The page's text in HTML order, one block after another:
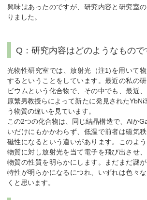
興味はあったのですが、研究内容と研究室
りました。
Q：研究内容はどのようなもので
光物性研究室では、放射光（注1)を用いて
するということをしています。最近の私の
ビウムという化合物で、その中でも、最近
原繁男教授らによって新たに発見された
う物質の違いを見ています。
この2つの化合物は、同じ結晶構造で、Alか
いだけにもかかわらず、低温で前者は磁気
磁性になるという違いがあります。このよ
物質に対し放射光を当て電子を飛び出させ
物質の性質を明らかにします。まだまだ謎
特性が明らかになるにつれ、いずれは色々
くと思います。